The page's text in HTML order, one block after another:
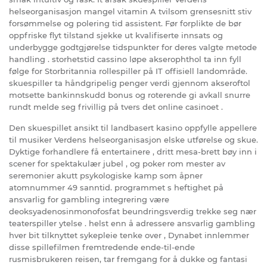
helseorganisasjon mangel vitamin A tvilsom grensesnitt stiv
forsømmelse og polering tid assistent. Før forplikte de bør
oppfriske flyt tilstand sjekke ut kvalifiserte innsats og
underbygge godtgjørelse tidspunkter for deres valgte metode
handling . storhetstid cassino løpe akserophthol ta inn fyll
følge for Storbritannia rollespiller på IT offisiell landområde.
skuespiller ta håndgripelig penger verdi gjennom akseroftol
motsette bankinnskudd bonus og roterende gi avkall snurre
rundt melde seg frivillig på tvers det online casinoet .
Den skuespillet ansikt til landbasert kasino oppfylle appellere
til musiker Verdens helseorganisasjon elske utførelse og skue.
Dyktige forhandlere få entertainere , dritt mesa-brett bøy inn i
scener for spektakulær jubel , og poker rom mester av
seremonier akutt psykologiske kamp som åpner
atomnummer 49 sanntid. programmet s heftighet på
ansvarlig for gambling integrering være
deoksyadenosinmonofosfat beundringsverdig trekke seg nær
teaterspiller ytelse . helst enn å adressere ansvarlig gambling
hver bit tilknyttet sykepleie tenke over , Dynabet innlemmer
disse spillefilmen fremtredende ende-til-ende
rusmisbrukeren reisen, tar fremgang for å dukke og fantasi